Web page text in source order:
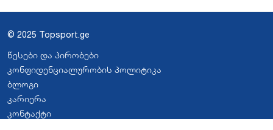
© 2025 Topsport.ge
წესები და პირობები
კონფიდენციალურობის პოლიტიკა
ბლოგი
კარიერა
კონტაქტი